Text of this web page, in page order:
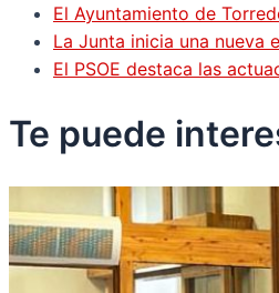
El Ayuntamiento de
La Junta inicia una
El PSOE destaca las
Te puede